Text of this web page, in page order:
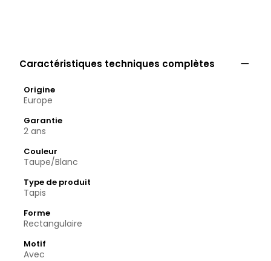
Caractéristiques techniques complètes 
Origine
Europe
Garantie
2 ans
Couleur
Taupe/Blanc
Type de produit
Tapis
Forme
Rectangulaire
Motif
Avec